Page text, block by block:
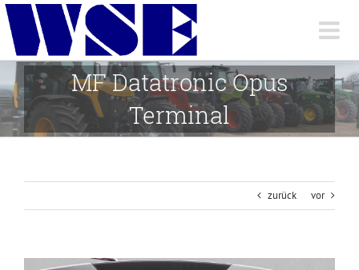
Skip
content
MF Datatronic Opus
Terminal
zurück vor